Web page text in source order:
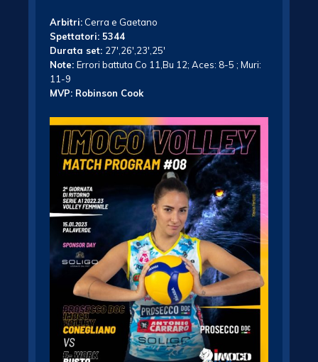
Arbitri: Cerra e Gaetano
Spettatori: 5344
Durata set: 27′,26′,23′,25′
Note: Errori battuta Co 11,Bu 12; Aces: 8-5 ; Muri:
11-9
MVP: Robinson Cook